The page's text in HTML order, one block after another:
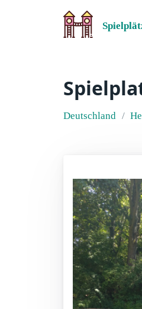
Deutschland